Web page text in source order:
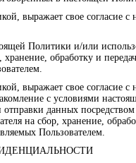
выражает свое согласие
Политики и/или
хранение, обработку и
выражает свое согласие
с условиями
данных
на сбор, хранение,
Пользователем.